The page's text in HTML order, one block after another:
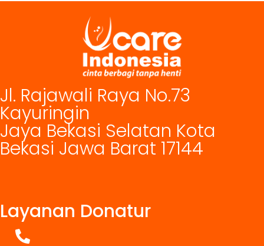
Jl. Rajawali Raya No.73
Kayuringin
Jaya Bekasi Selatan Kota
Bekasi Jawa Barat 17144
Layanan Donatur